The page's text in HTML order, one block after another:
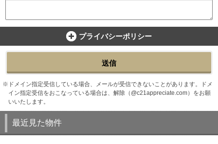
プライバシーポリシー
送信
ドメイン指定受信している場合、メールが受信できないことがあります。ドメ
イン指定受信をおこなっている場合は、解除（@c21appreciate.com）をお願
いいたします。
最近見た物件